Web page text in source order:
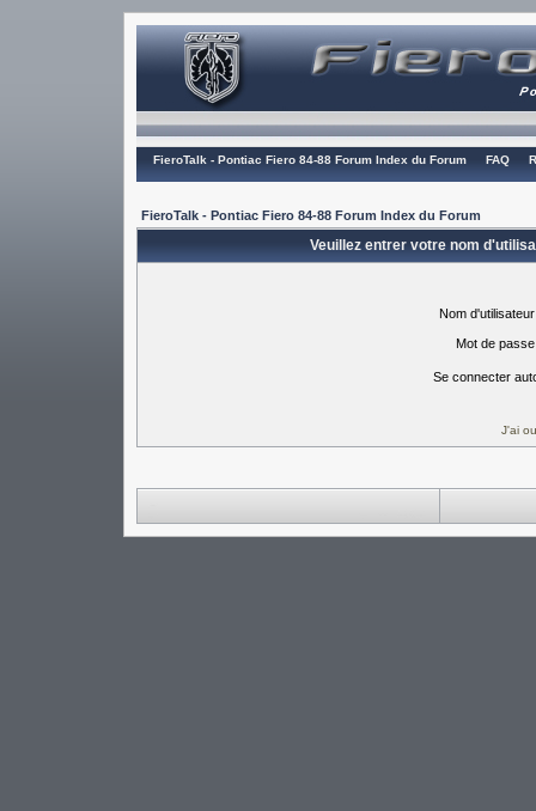
FieroTalk - Pontiac Fiero 84-88 Forum Index du Forum FAQ
FieroTalk - Pontiac Fiero 84-88 Forum Index du Forum
Veuillez entrer votre nom
Nom
Mot de
Se connecter
J'ai